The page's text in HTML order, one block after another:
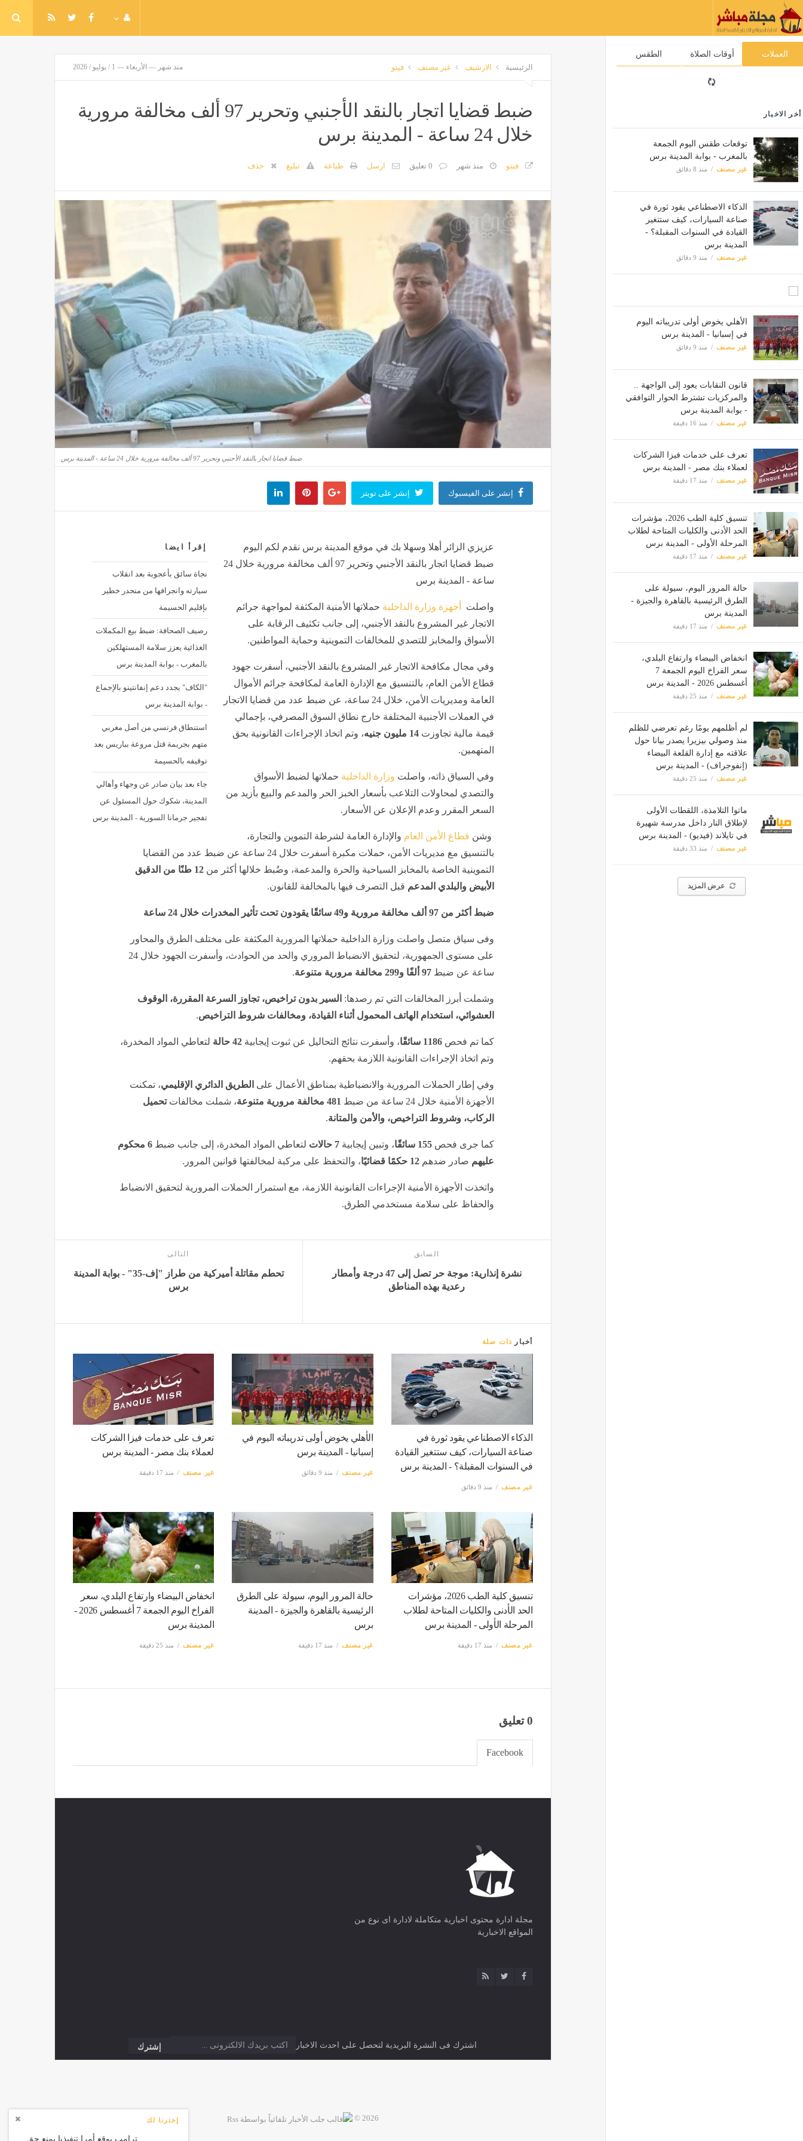
العملات أوقات الصلاة الطقس
أخر الاخبار
توقعات طقس اليوم الجمعة
بالمغرب - بوابة المدينة برس
غير مصنف منذ 8 دقائق
الذكاء الاصطناعي يقود ثورة في
صناعة السيارات، كيف ستتغير
القيادة في السنوات المقبلة؟ -
المدينة برس
غير مصنف منذ 9 دقائق
الأهلي يخوض أولى تدريباته اليوم
في إسبانيا - المدينة برس
غير مصنف منذ 9 دقائق
قانون النقابات يعود إلى الواجهة ..
والمركزيات تشترط الحوار التوافقي
- بوابة المدينة برس
غير مصنف منذ 16 دقيقة
تعرف على خدمات فيزا الشركات
لعملاء بنك مصر - المدينة برس
غير مصنف منذ 17 دقيقة
تنسيق كلية الطب 2026، مؤشرات
الحد الأدنى والكليات المتاحة لطلاب
المرحلة الأولى - المدينة برس
غير مصنف منذ 17 دقيقة
حالة المرور اليوم، سيولة على
الطرق الرئيسية بالقاهرة والجيزة -
المدينة برس
غير مصنف منذ 17 دقيقة
انخفاض البيضاء وارتفاع البلدي،
سعر الفراخ اليوم الجمعة 7
أغسطس 2026 - المدينة برس
غير مصنف منذ 25 دقيقة
لم أظلمهم يومًا رغم تعرضي للظلم
منذ وصولي بيزيرا يصدر بيانا حول
علاقته مع إدارة القلعة البيضاء
(إنفوجراف) - المدينة برس
غير مصنف منذ 25 دقيقة
ماتوا التلامذة، اللقطات الأولى
لإطلاق النار داخل مدرسة شهيرة
في تايلاند (فيديو) - المدينة برس
غير مصنف منذ 33 دقيقة
عرض المزيد
الرئيسية الارشيف غير مصنف فيتو منذ شهر — الأربعاء — 1 / يوليو / 2026
ضبط قضايا اتجار بالنقد الأجنبي وتحرير 97 ألف مخالفة مرورية
خلال 24 ساعة - المدينة برس
فيتو منذ شهر 0 تعليق ارسل طباعة تبليغ حذف
ضبط قضايا اتجار بالنقد الأجنبي وتحرير 97 ألف مخالفة مرورية خلال 24 ساعة - المدينة برس
إنشر على الفيسبوك إنشر على تويتر
إقرأ ايضا
نجاة سائق بأعجوبة بعد انقلاب
سيارته وانجرافها من منحدر خطير
بإقليم الحسيمة
رصيف الصحافة: ضبط بيع المكملات
الغذائية يعزز سلامة المستهلكين
بالمغرب - بوابة المدينة برس
"الكاف" يجدد دعم إنفانتينو بالإجماع
- بوابة المدينة برس
استنطاق فرنسي من أصل مغربي
متهم بجريمة قتل مروعة بباريس بعد
توقيفه بالحسيمة
جاء بعد بيان صادر عن وجهاء وأهالي
المدينة، شكوك حول المسئول عن
تفجير جرمانا السورية - المدينة برس
عزيزي الزائر أهلا وسهلا بك في موقع المدينة برس نقدم لكم اليوم
ضبط قضايا اتجار بالنقد الأجنبي وتحرير 97 ألف مخالفة مرورية خلال 24
ساعة - المدينة برس
واصلت أجهزة وزارة الداخلية حملاتها الأمنية المكثفة لمواجهة جرائم
الاتجار غير المشروع بالنقد الأجنبي، إلى جانب تكثيف الرقابة على
الأسواق والمخابز للتصدي للمخالفات التموينية وحماية المواطنين.
وفي مجال مكافحة الاتجار غير المشروع بالنقد الأجنبي، أسفرت جهود
قطاع الأمن العام، بالتنسيق مع الإدارة العامة لمكافحة جرائم الأموال
العامة ومديريات الأمن، خلال 24 ساعة، عن ضبط عدد من قضايا الاتجار
في العملات الأجنبية المختلفة خارج نطاق السوق المصرفي، بإجمالي
قيمة مالية تجاوزت14 مليون جنيه
، وتم اتخاذ الإجراءات القانونية بحق
المتهمين.
وفي السياق ذاته، واصلت وزارة الداخلية حملاتها لضبط الأسواق
والتصدي لمحاولات التلاعب بأسعار الخبز الحر والمدعم والبيع بأزيد من
السعر المقرر وعدم الإعلان عن الأسعار.
وشن قطاع الأمن العام والإدارة العامة لشرطة التموين والتجارة،
بالتنسيق مع مديريات الأمن، حملات مكبرة أسفرت خلال 24 ساعة عن ضبط عدد من القضايا
التموينية الخاصة بالمخابز السياحية والحرة والمدعمة، وضُبط خلالها أكثر من
12 طنًا من الدقيق
الأبيض والبلدي المدعم قبل التصرف فيها بالمخالفة للقانون.
ضبط أكثر من 97 ألف مخالفة مرورية و49 سائقًا يقودون تحت تأثير المخدرات خلال 24 ساعة
وفى سياق متصل واصلت وزارة الداخلية حملاتها المرورية المكثفة على مختلف الطرق والمحاور
على مستوى الجمهورية، لتحقيق الانضباط المروري والحد من الحوادث، وأسفرت الجهود خلال 24
ساعة عن ضبط97 ألفًا و299 مخالفة مرورية متنوعة .
وشملت أبرز المخالفات التي تم رصدها: السير بدون تراخيص، تجاوز السرعة المقررة، الوقوف
العشوائي، استخدام الهاتف المحمول أثناء القيادة، ومخالفات شروط التراخيص.
كما تم فحص1186 سائقًا ، وأسفرت نتائج التحاليل عن ثبوت إيجابية42 حالة
لتعاطي المواد المخدرة،
وتم اتخاذ الإجراءات القانونية اللازمة بحقهم.
وفي إطار الحملات المرورية والانضباطية بمناطق الأعمال على الطريق الدائري الإقليمي، تمكنت
الأجهزة الأمنية خلال 24 ساعة من ضبط
481 مخالفة مرورية متنوعة ، شملت مخالفاتتحميل
الركاب، وشروط التراخيص، والأمن والمتانة.
كما جرى فحص155 سائقًا ، وتبين إيجابية7 حالات لتعاطي المواد المخدرة، إلى جانب ضبط
6 محكوم
عليهم صادر ضدهم12 حكمًا قضائيًا ، والتحفظ على مركبة لمخالفتها قوانين المرور.
واتخذت الأجهزة الأمنية الإجراءات القانونية اللازمة، مع استمرار الحملات المرورية لتحقيق الانضباط
والحفاظ على سلامة مستخدمي الطرق.
إخترنا لك
ترامب يوقع أمرا تنفيذيا يمنع حق
السابق
نشرة إنذارية: موجة حر تصل إلى 47 درجة وأمطار
رعدية بهذه المناطق
التالى
تحطم مقاتلة أميركية من طراز "إف-35" - بوابة المدينة
برس
أخبار ذات صلة
الذكاء الاصطناعي يقود ثورة في
صناعة السيارات، كيف ستتغير القيادة
في السنوات المقبلة؟ - المدينة برس
غير مصنف منذ 9 دقائق
الأهلي يخوض أولى تدريباته اليوم في
إسبانيا - المدينة برس
غير مصنف منذ 9 دقائق
تعرف على خدمات فيزا الشركات
لعملاء بنك مصر - المدينة برس
غير مصنف منذ 17 دقيقة
تنسيق كلية الطب 2026، مؤشرات
الحد الأدنى والكليات المتاحة لطلاب
المرحلة الأولى - المدينة برس
غير مصنف منذ 17 دقيقة
حالة المرور اليوم، سيولة على الطرق
الرئيسية بالقاهرة والجيزة - المدينة
برس
غير مصنف منذ 17 دقيقة
انخفاض البيضاء وارتفاع البلدي، سعر
الفراخ اليوم الجمعة 7 أغسطس 2026 -
المدينة برس
غير مصنف منذ 25 دقيقة
0 تعليق
Facebook
مجلة ادارة محتوى اخبارية متكاملة لادارة اى نوع من
المواقع الاخبارية
اشترك فى النشرة البريدية لتحصل على احدث الاخبار
2026 ©